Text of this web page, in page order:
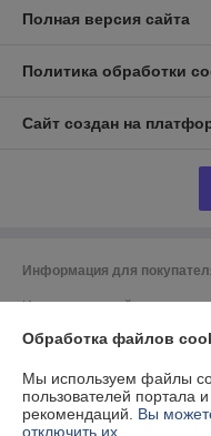
Полная версия сайта
Политика обработки
Сайт создан на
Информация для
Индивидуальный
г. Минск, ул. Гая, дом 20, кв. 3
Регистрационный номер ЕГР:
УНП: 190153422
Обработка файлов
Мы используем файлы
пользователей портала
рекомендаций. Вы
отключить их.